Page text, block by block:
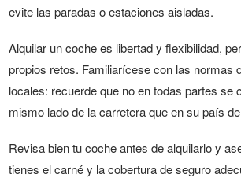
evite las paradas o estaciones aisladas.
Alquilar un coche es libertad y flexibilidad,
propios retos. Familiarícese con las normas
locales: recuerde que no en todas partes se
mismo lado de la carretera que en su país
Revisa bien tu coche antes de alquilarlo y
tienes el carné y la cobertura de seguro